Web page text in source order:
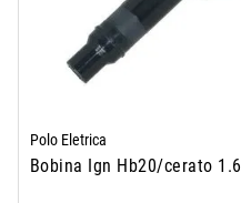
Polo Eletrica
Bobina Ign Hb20/cerato 1.6